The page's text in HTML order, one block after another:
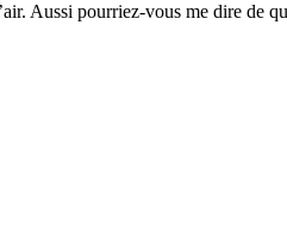
Aussi pourriez-vous me dire de